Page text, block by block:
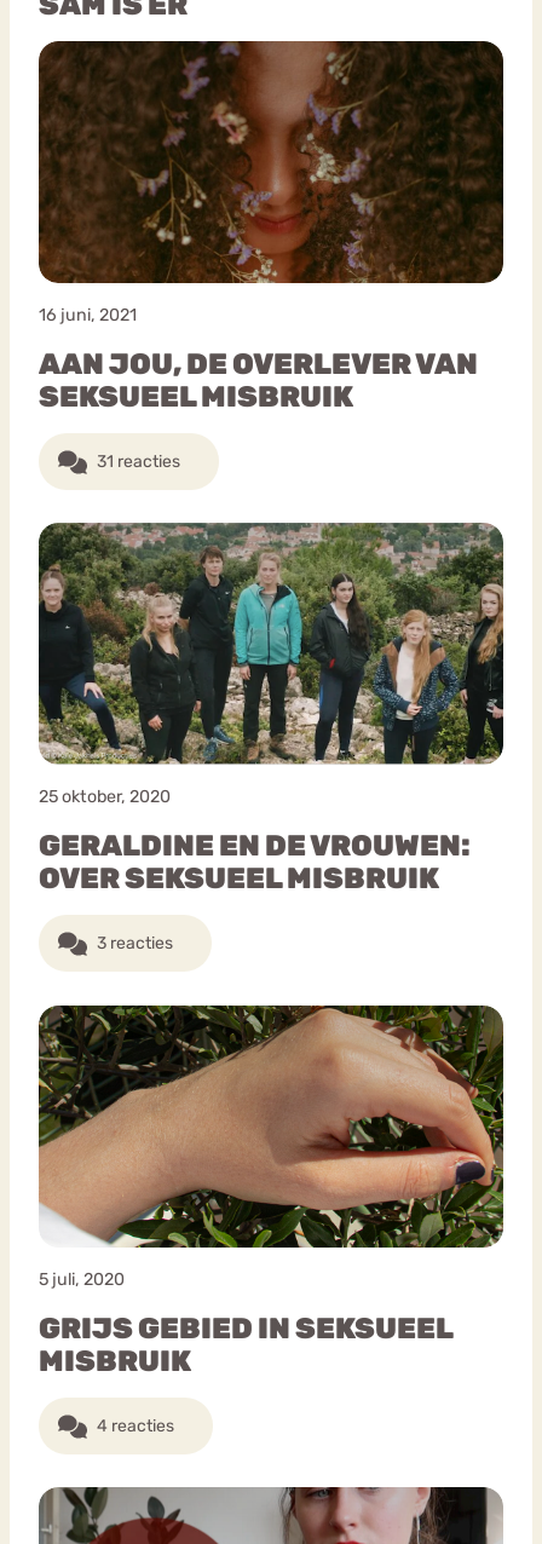
16 juni, 2021
AAN JOU, DE OVERLEVER VAN
SEKSUEEL MISBRUIK
31 reacties
25 oktober, 2020
GERALDINE EN DE VROUWEN:
OVER SEKSUEEL MISBRUIK
3 reacties
5 juli, 2020
GRIJS GEBIED IN SEKSUEEL
MISBRUIK
4 reacties